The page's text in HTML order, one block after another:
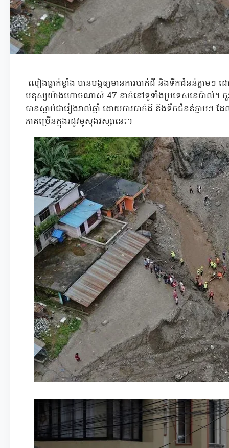
លៀងធ្លាក់ខ្លាំង បានបង្កឲ្យមានការបាក់ដី និងទឹកជំនន់ភ្លាម
មនុស្សយ៉ាងហោចណាស់ 47 នាក់នៅទូទាំងប្រទេសនេប៉ាល់។ គួរ
បានស្លាប់ជារៀងរាល់ឆ្នាំ ដោយការបាក់ដី និងទឹកជំនន់ភ្លាមៗ
ភាគច្រើនក្នុងរដូវមូសុងវស្សានេះ។